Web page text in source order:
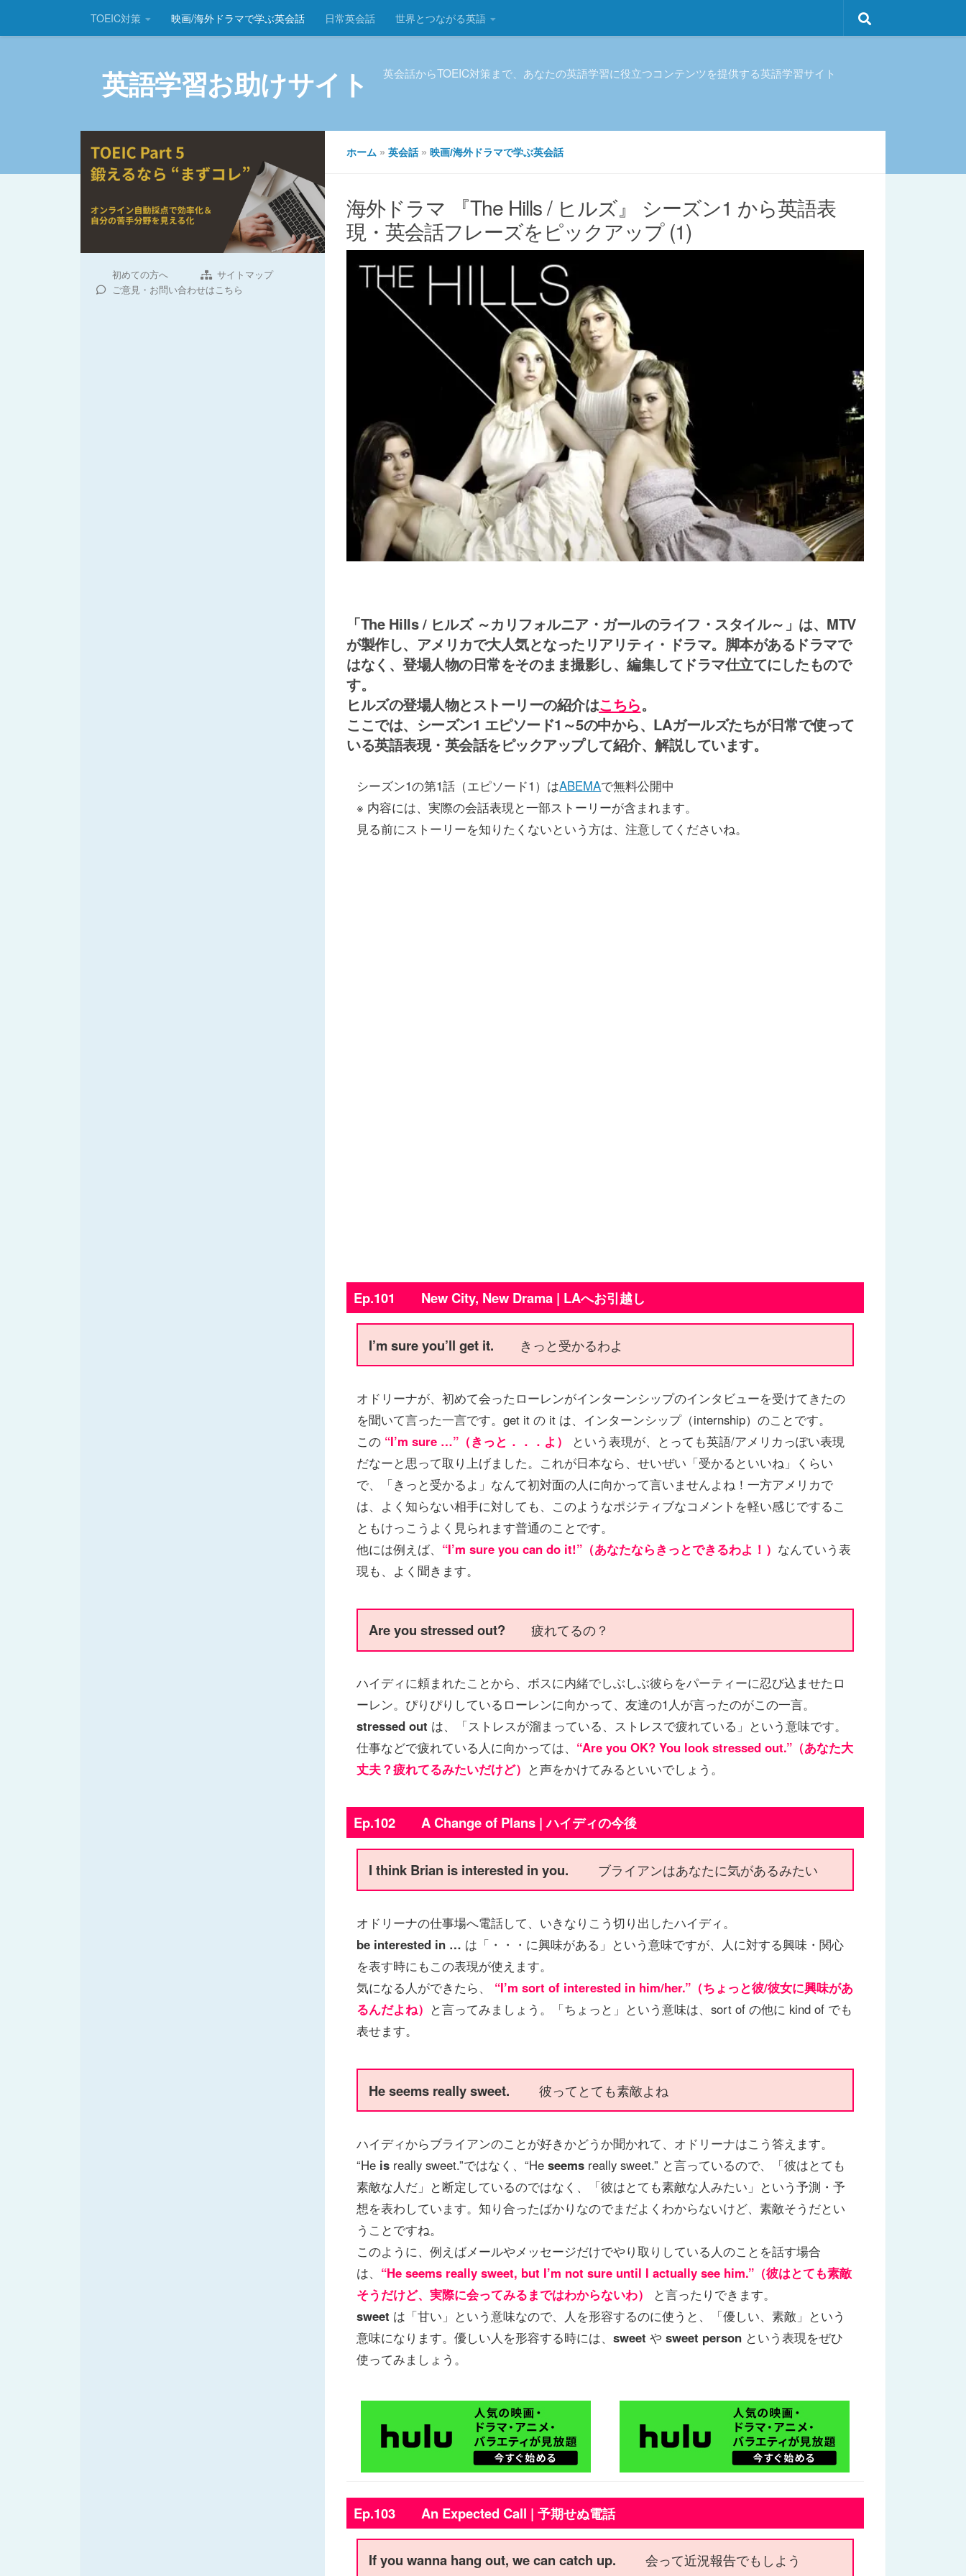
コンテンツへスキップ
TOEIC対策 映画/海外ドラマで学ぶ英会話 日常英会話 世界とつながる英語
英語学習お助けサイト 英会話からTOEIC対策まで、あなたの英語学習に役立つコンテンツを提供する英語学習サイト
ホーム » 英会話 » 映画/海外ドラマで学ぶ英会話
海外ドラマ 『The Hills / ヒルズ』 シーズン1 から英語表
現・英会話フレーズをピックアップ (1)
「The Hills / ヒルズ ～カリフォルニア・ガールのライフ・スタイル～」は、MTV
が製作し、アメリカで大人気となったリアリティ・ドラマ。脚本があるドラマで
はなく、登場人物の日常をそのまま撮影し、編集してドラマ仕立てにしたもので
す。
ヒルズの登場人物とストーリーの紹介はこちら。
ここでは、シーズン1 エピソード1～5の中から、LAガールズたちが日常で使って
いる英語表現・英会話をピックアップして紹介、解説しています。
シーズン1の第1話（エピソード1）はABEMAで無料公開中
※ 内容には、実際の会話表現と一部ストーリーが含まれます。
見る前にストーリーを知りたくないという方は、注意してくださいね。
Ep.101 New City, New Drama | LAへお引越し
I’m sure you’ll get it. きっと受かるわよ
オドリーナが、初めて会ったローレンがインターンシップのインタビューを受けてきたの
を聞いて言った一言です。get it の it は、インターンシップ（internship）のことです。
この “I’m sure …”（きっと．．．よ）
という表現が、とっても英語/アメリカっぽい表現
だなーと思って取り上げました。これが日本なら、せいぜい「受かるといいね」くらい
で、「きっと受かるよ」なんて初対面の人に向かって言いませんよね！一方アメリカで
は、よく知らない相手に対しても、このようなポジティブなコメントを軽い感じでするこ
ともけっこうよく見られます普通のことです。
他には例えば、 “I’m sure you can do it!”（あなたならきっとできるわよ！） なんていう表
現も、よく聞きます。
Are you stressed out? 疲れてるの？
ハイディに頼まれたことから、ボスに内緒でしぶしぶ彼らをパーティーに忍び込ませたロ
ーレン。ぴりぴりしているローレンに向かって、友達の1人が言ったのがこの一言。
stressed out は、「ストレスが溜まっている、ストレスで疲れている」という意味です。
仕事などで疲れている人に向かっては、 “Are you OK? You look stressed out.”（あなた大
丈夫？疲れてるみたいだけど） と声をかけてみるといいでしょう。
Ep.102 A Change of Plans | ハイディの今後
I think Brian is interested in you. ブライアンはあなたに気があるみたい
オドリーナの仕事場へ電話して、いきなりこう切り出したハイディ。
be interested in … は「・・・に興味がある」という意味ですが、人に対する興味・関心
を表す時にもこの表現が使えます。
気になる人ができたら、
“I’m sort of interested in him/her.”（ちょっと彼/彼女に興味があ
るんだよね） と言ってみましょう。「ちょっと」という意味は、sort of の他に kind of でも
表せます。
He seems really sweet. 彼ってとても素敵よね
ハイディからブライアンのことが好きかどうか聞かれて、オドリーナはこう答えます。
“He is really sweet.”ではなく、“Heseems really sweet.” と言っているので、「彼はとても
素敵な人だ」と断定しているのではなく、「彼はとても素敵な人みたい」という予測・予
想を表わしています。知り合ったばかりなのでまだよくわからないけど、素敵そうだとい
うことですね。
このように、例えばメールやメッセージだけでやり取りしている人のことを話す場合
は、 “He seems really sweet, but I’m not sure until I actually see him.”（彼はとても素敵
そうだけど、実際に会ってみるまではわからないわ）
と言ったりできます。
sweet は「甘い」という意味なので、人を形容するのに使うと、「優しい、素敵」という
意味になります。優しい人を形容する時には、sweet やsweet person という表現をぜひ
使ってみましょう。
Ep.103 An Expected Call | 予期せぬ電話
If you wanna hang out, we can catch up. 会って近況報告でもしよう
初めての方へ
サイトマップ
ご意見・お問い合わせはこちら